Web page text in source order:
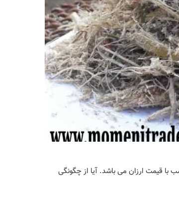
با قیمت ارزان می باشد. آیا از چگونگی